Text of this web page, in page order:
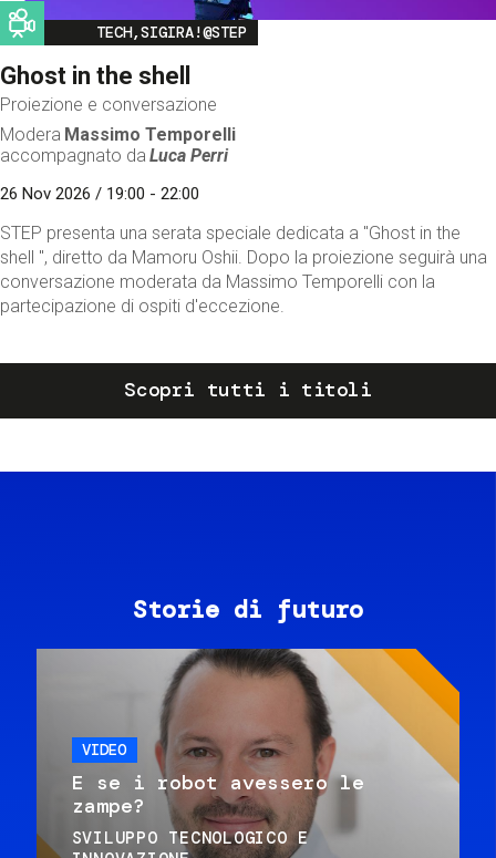
Image
TECH,SIGIRA!@STEP
Ghost in the shell
Proiezione e conversazione
Modera Massimo Temporelli
accompagnato da Luca Perri
26 Nov 2026 / 19:00 - 22:00
STEP presenta una serata speciale dedicata a "Ghost in the
shell ", diretto da Mamoru Oshii. Dopo la proiezione seguirà una
conversazione moderata da Massimo Temporelli con la
partecipazione di ospiti d'eccezione.
Scopri tutti i titoli
Storie di futuro
VIDEO
E se i robot avessero le
zampe?
SVILUPPO TECNOLOGICO E